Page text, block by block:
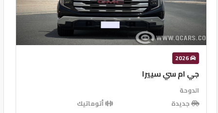
2026
جي ام سي سييرا
الدوحة
جديدة
أتوماتيك